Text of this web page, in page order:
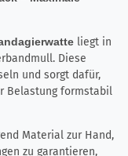
liegt in
Diese
und sorgt dafür,
Belastung formstabil
Material zur Hand,
zu garantieren,